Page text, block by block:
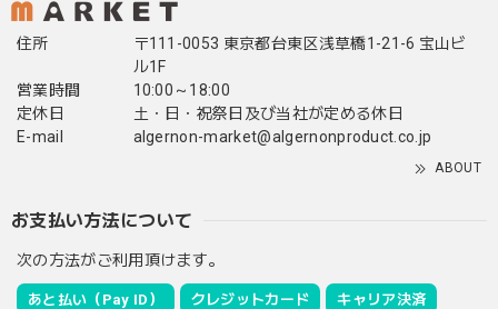
住所
〒111-0053 東京都台東区浅草橋1-21-6 宝山ビ
ル1F
営業時間
10:00～18:00
定休日
土・日・祝祭日及び当社が定める休日
E-mail
algernon-market@algernonproduct.co.jp
ABOUT
お支払い方法について
次の方法がご利用頂けます。
あと払い（Pay ID） クレジットカード キャリア決済